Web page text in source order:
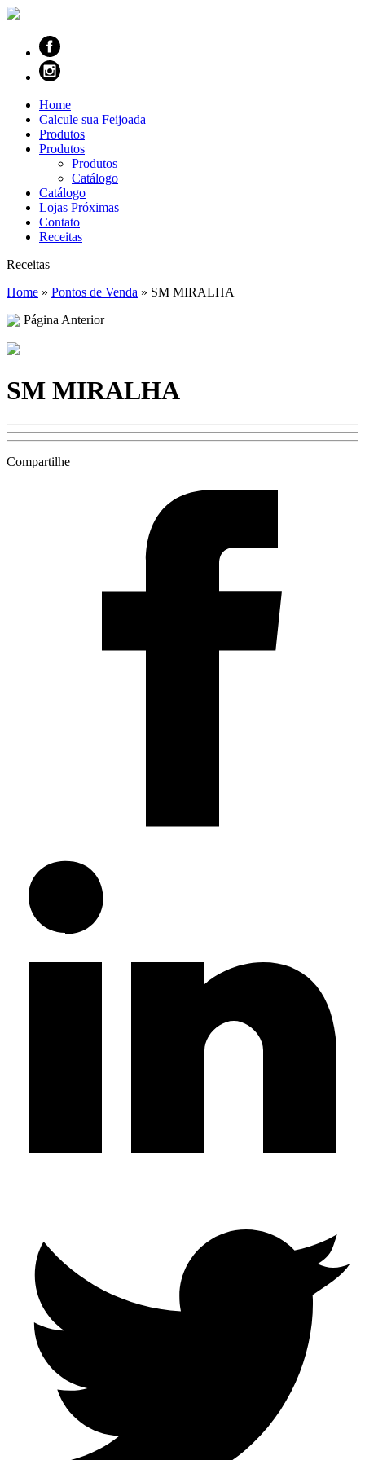
Home
Calcule sua Feijoada
Produtos
Produtos
Produtos
Catálogo
Catálogo
Lojas Próximas
Contato
Receitas
Receitas
Home » Pontos de Venda » SM MIRALHA
Página Anterior
SM MIRALHA
Compartilhe